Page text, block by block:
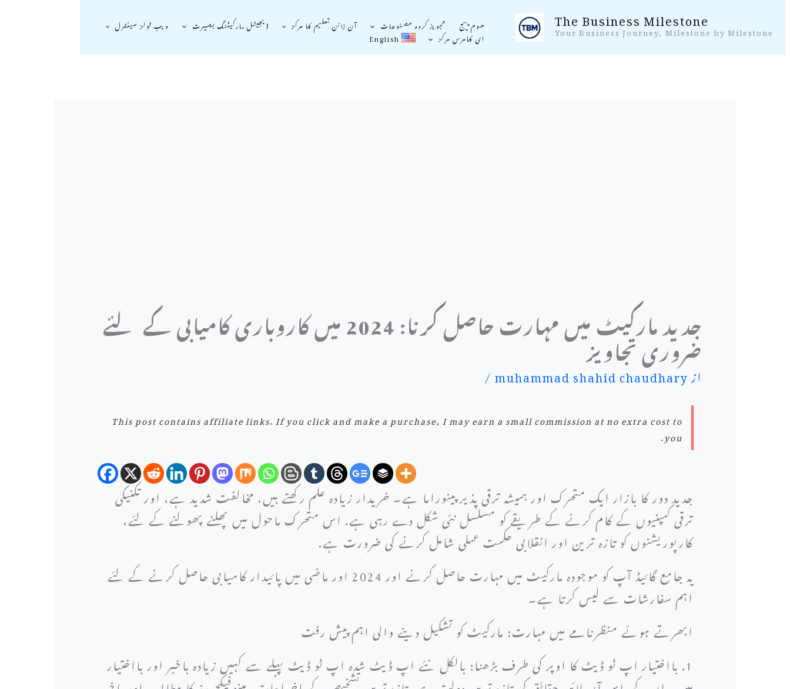
جائیں۔
The Business Milestone
Your Business Journey, Milestone by Milestone ھوم پیج تجویز کردہ مصنوعات آن لائن تعلیم کا مرکز ڈیجیٹل مارکیٹنگ بصیرت ویب ٹولز سینٹرل
ای کامرس مرکز English
جدید مارکیٹ میں مہارت حاصل کرنا: 2024 میں کاروباری کامیابی کے لئے
ضروری تجاویز
ازmuhammad shahid chaudhary
/
This post contains affiliate links. If you click and make a purchase, I may earn a small commission at no extra cost to
you.
جدید دور کا بازار ایک متحرک اور ہمیشہ ترقی پذیر پینوراما ہے۔ خریدار زیادہ علم رکھتے ہیں، مخالفت شدید ہے، اور تکنیکی
ترقی کمپنیوں کے کام کرنے کے طریقے کو مسلسل نئی شکل دے رہی ہے. اس متحرک ماحول میں پھلنے پھولنے کے لئے،
کارپوریشنوں کو تازہ ترین اور انقلابی حکمت عملی شامل کرنے کی ضرورت ہے.
یہ جامع گائیڈ آپ کو موجودہ مارکیٹ میں مہارت حاصل کرنے اور 2024 اور ماضی میں پائیدار کامیابی حاصل کرنے کے لئے
اہم سفارشات سے لیس کرتا ہے۔
ابھرتے ہوئے منظرنامے میں مہارت: مارکیٹ کو تشکیل دینے والی اہم پیش رفت
1. بااختیار اپ ٹو ڈیٹ کا اوپر کی طرف بڑھنا: بالکل نئے اپ ڈیٹ شدہ اپ ٹو ڈیٹ پہلے سے کہیں زیادہ باخبر اور بااختیار